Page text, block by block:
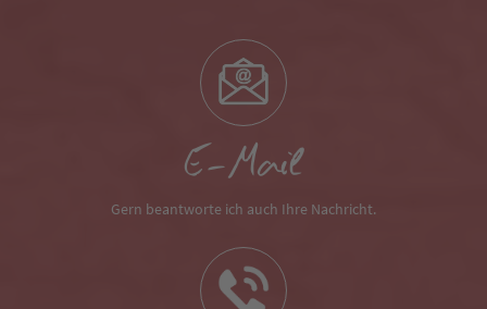
E-Mail
Gern beantworte ich auch Ihre Nachricht.